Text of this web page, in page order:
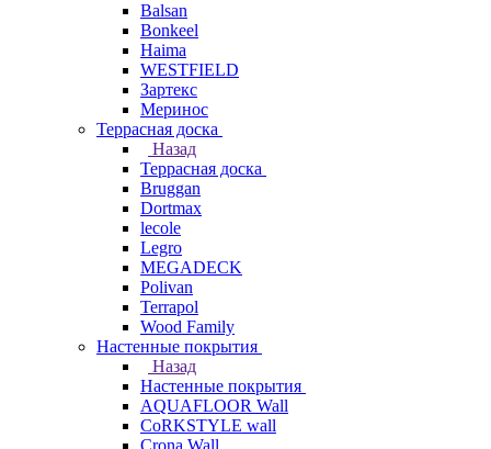
Balsan
Bonkeel
Haima
WESTFIELD
Зартекс
Меринос
Террасная доска
Назад
Террасная доска
Bruggan
Dortmax
lecole
Legro
MEGADECK
Polivan
Terrapol
Wood Family
Настенные покрытия
Назад
Настенные покрытия
AQUAFLOOR Wall
CoRKSTYLE wall
Crona Wall